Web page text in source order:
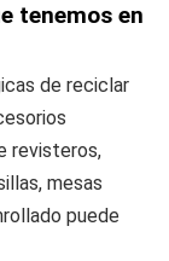
tenemos en
de reciclar
revisteros,
mesas
puede